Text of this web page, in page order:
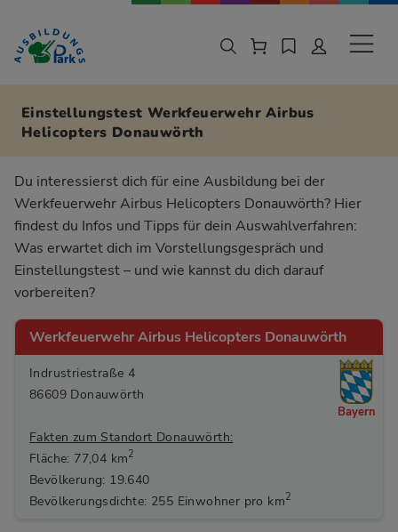
Zur Navigation springen
Zu den Hauptinhalten springen
Einstellungstest Werkfeuerwehr Airbus
Helicopters Donauwörth
Du interessierst dich für eine Ausbildung bei der
Werkfeuerwehr Airbus Helicopters Donauwörth? Hier
findest du Infos und Tipps für dein Auswahlverfahren:
Was erwartet dich im Vorstellungsgespräch und
Einstellungstest – und wie kannst du dich darauf
vorbereiten?
Werkfeuerwehr Airbus Helicopters Donauwörth
Indrustriestraße 4
86609 Donauwörth
Fakten zum Standort Donauwörth:
Fläche: 77,04 km2
Bevölkerung: 19.640
Bevölkerungsdichte: 255 Einwohner pro km2
Bayern